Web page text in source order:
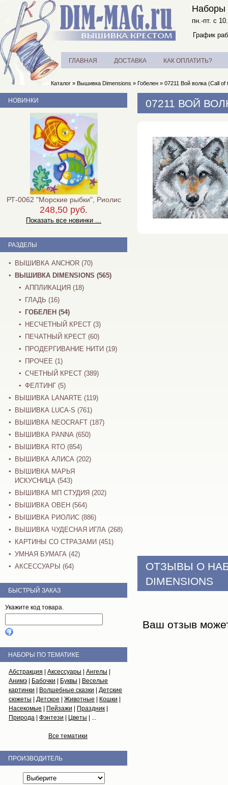
Наборы
пн.-пт. с
График
ГЛАВНАЯ ДОСТАВКА КАК ОПЛАТИТЬ?
Каталог » Вышивка Dimensions » Гобелен » 07211 Вой волка (Call of
07211 ВОЙ
ОТЗЫВЫ О
DIMENSIONS
Ваш отзыв
НОВИНКИ
РТ-0062 "Морские рыбки", Риолис
248,50 руб.
Показать все новинки ...
РАЗДЕЛЫ
ВЫШИВКА ANCHOR (70)
ВЫШИВКА DIMENSIONS (565)
АППЛИКАЦИЯ (18)
ГЛАДЬ (16)
ГОБЕЛЕН (54)
НЕСЧЕТНЫЙ КРЕСТ (3)
ПЕЧАТНЫЙ КРЕСТ (60)
ПРОДЕРГИВАНИЕ НИТИ (19)
ПРОЧЕЕ (1)
СЧЕТНЫЙ КРЕСТ (389)
ФЕЛТИНГ (5)
ВЫШИВКА LANARTE (119)
ВЫШИВКА LUCA-S (761)
ВЫШИВКА NEOCRAFT (187)
ВЫШИВКА PANNA (650)
ВЫШИВКА RTO (854)
ВЫШИВКА АЛИСА (202)
ВЫШИВКА МАРЬЯ
ИСКУСНИЦА (543)
ВЫШИВКА МП СТУДИЯ (202)
ВЫШИВКА ОВЕН (564)
ВЫШИВКА РИОЛИС (886)
ВЫШИВКА ЧУДЕСНАЯ ИГЛА (268)
КАРТИНЫ СО СТРАЗАМИ (451)
УМНАЯ БУМАГА (42)
АКСЕССУАРЫ (64)
БЫСТРЫЙ ЗАКАЗ
Укажите код товара.
НАБОРЫ ПО ТЕМАТИКЕ
Абстракция Аксессуары Ангелы
Анимэ
Бабочки Буквы
Веселые
картинки
Волшебные сказки
Детские
сюжеты
Детское Животные Кошки
Насекомые
Пейзажи Праздник
Природа
Фэнтези Цветы | ...
Все тематики
ПРОИЗВОДИТЕЛЬ